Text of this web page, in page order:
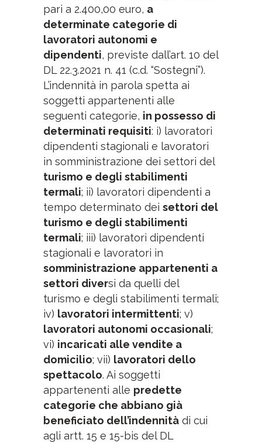
pari a 2.400,00 euro, a
determinate categorie di
lavoratori autonomi e
dipendenti, previste dall’art. 10 del
DL 22.3.2021 n. 41 (c.d. “Sostegni”).
L’indennità in parola spetta ai
soggetti appartenenti alle
seguenti categorie, in possesso di
determinati requisiti: i) lavoratori
dipendenti stagionali e lavoratori
in somministrazione dei settori del
turismo e degli stabilimenti
termali; ii) lavoratori dipendenti a
tempo determinato dei settori del
turismo e degli stabilimenti
termali; iii) lavoratori dipendenti
stagionali e lavoratori in
somministrazione appartenenti a
settori diversi da quelli del
turismo e degli stabilimenti termali;
iv) lavoratori intermittenti; v)
lavoratori autonomi occasionali;
vi) incaricati alle vendite a
domicilio; vii) lavoratori dello
spettacolo. Ai soggetti
appartenenti alle predette
categorie che abbiano già
beneficiato dell’indennità di cui
agli artt. 15 e 15-bis del DL